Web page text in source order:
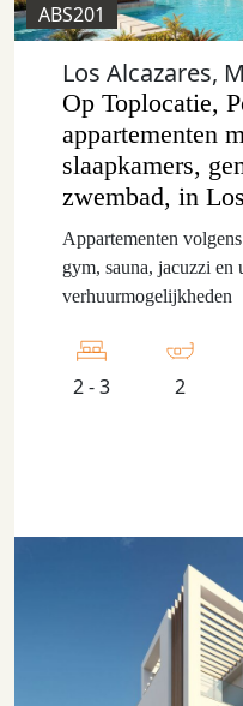
ABS201
Los Alcazares,
Op Toplocatie,
appartementen
slaapkamers,
zwembad, in
Appartementen
gym, sauna, jacuzzi en
verhuurmogelijkheden
2 - 3 2